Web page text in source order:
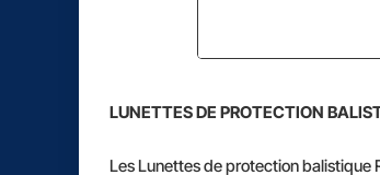
LUNETTES DE PROTECTION
Les Lunettes de protection balistique